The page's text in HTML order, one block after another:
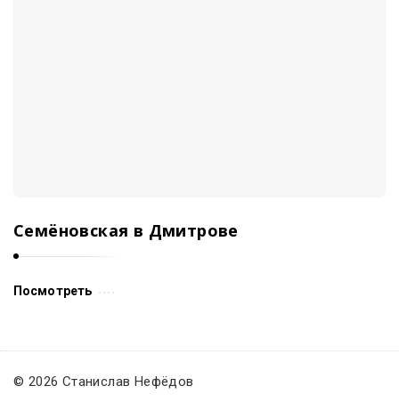
Семёновская в Дмитрове
Посмотреть
© 2026 Станислав Нефёдов